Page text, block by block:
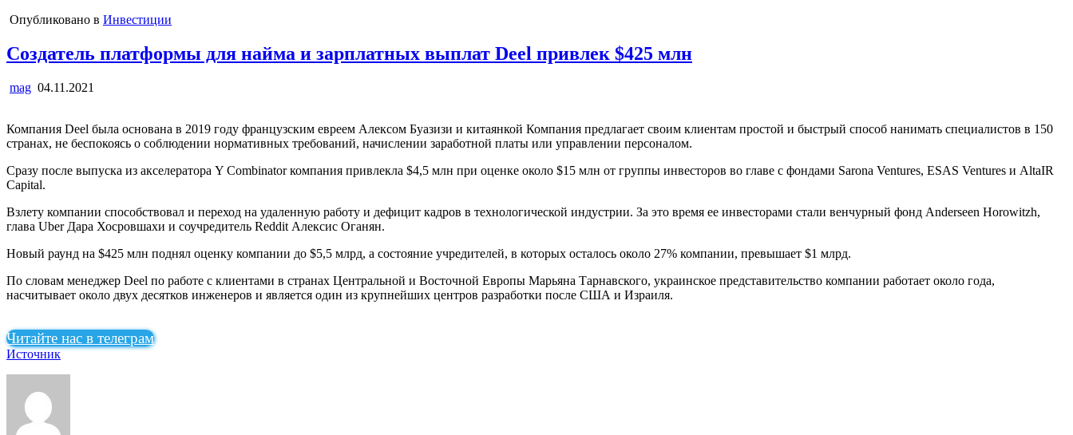
Опубликовано в Инвестиции
Создатель платформы для найма и зарплатных выплат Deel привлек $425 млн
mag 04.11.2021
Компания Deel была основана в 2019 году французским евреем Алексом Буазизи и китаянкой Компания предлагает своим клиентам простой и быстрый способ нанимать специалистов в 150
странах, не беспокоясь о соблюдении нормативных требований, начислении заработной платы или управлении персоналом.
Сразу после выпуска из акселератора Y Combinator компания привлекла $4,5 млн при оценке около $15 млн от группы инвесторов во главе с фондами Sarona Ventures, ESAS Ventures и AltaIR
Capital.
Взлету компании способствовал и переход на удаленную работу и дефицит кадров в технологической индустрии. За это время ее инвесторами стали венчурный фонд Anderseen Horowitzh,
глава Uber Дара Хосровшахи и соучредитель Reddit Алексис Оганян.
Новый раунд на $425 млн поднял оценку компании до $5,5 млрд, а состояние учредителей, в которых осталось около 27% компании, превышает $1 млрд.
По словам менеджер Deel по работе с клиентами в странах Центральной и Восточной Европы Марьяна Тарнавского, украинское представительство компании работает около года,
насчитывает около двух десятков инженеров и является один из крупнейших центров разработки после США и Израиля.
Читайте нас в телеграм
Источник